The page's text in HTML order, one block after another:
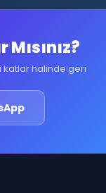
katlar halinde geri